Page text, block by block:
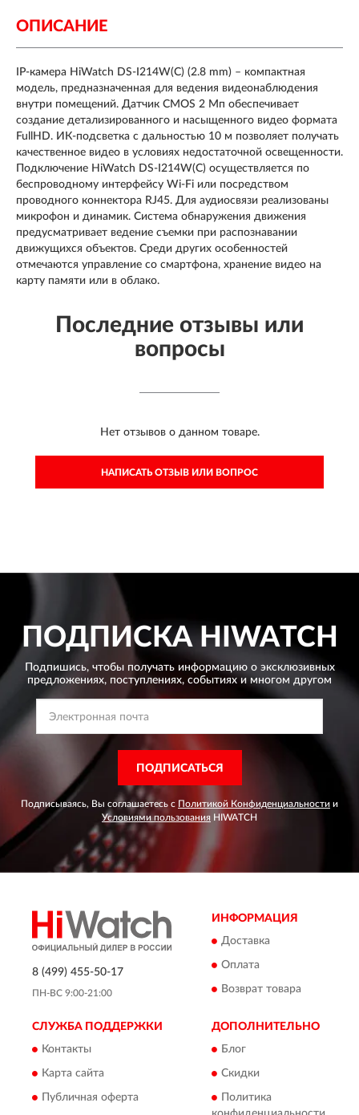
ОПИСАНИЕ
IP-камера HiWatch DS-I214W(C) (2.8 mm) – компактная
модель, предназначенная для ведения видеонаблюдения
внутри помещений. Датчик CMOS 2 Мп обеспечивает
создание детализированного и насыщенного видео формата
FullHD. ИК-подсветка с дальностью 10 м позволяет получать
качественное видео в условиях недостаточной освещенности.
Подключение HiWatch DS-I214W(C) осуществляется по
беспроводному интерфейсу Wi-Fi или посредством
проводного коннектора RJ45. Для аудиосвязи реализованы
микрофон и динамик. Система обнаружения движения
предусматривает ведение съемки при распознавании
движущихся объектов. Среди других особенностей
отмечаются управление со смартфона, хранение видео на
карту памяти или в облако.
Последние отзывы или
вопросы
Нет отзывов о данном товаре.
НАПИСАТЬ ОТЗЫВ ИЛИ ВОПРОС
ПОДПИСКАHIWATCH
Подпишись, чтобы получать информацию о эксклюзивных
предложениях, поступлениях, событиях и многом другом
ПОДПИСАТЬСЯ
Подписываясь, Вы соглашаетесь с Политикой Конфиденциальности и
Условиями пользования HIWATCH
8 (499) 455-50-17
ПН-ВС 9:00-21:00
ИНФОРМАЦИЯ
Доставка
Оплата
Возврат товара
СЛУЖБА ПОДДЕРЖКИ
Контакты
Карта сайта
Публичная оферта
ДОПОЛНИТЕЛЬНО
Блог
Скидки
Политика